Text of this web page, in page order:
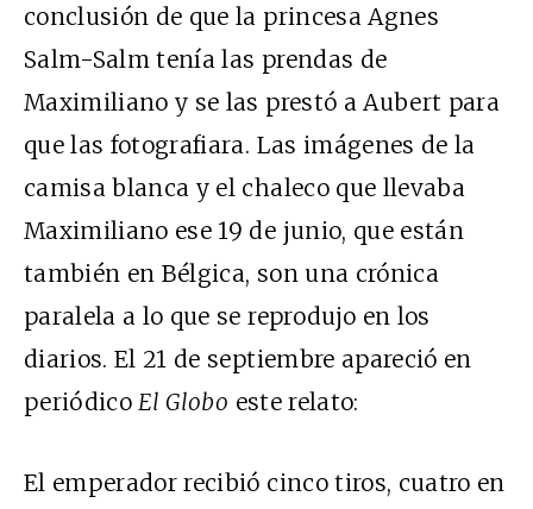
conclusión de que la princesa Agnes
Salm-Salm tenía las prendas de
Maximiliano y se las prestó a Aubert para
que las fotografiara. Las imágenes de la
camisa blanca y el chaleco que llevaba
Maximiliano ese 19 de junio, que están
también en Bélgica, son una crónica
paralela a lo que se reprodujo en los
diarios. El 21 de septiembre apareció en
periódicoEl Globo este relato:
El emperador recibió cinco tiros, cuatro en